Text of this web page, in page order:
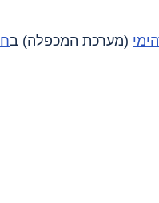
(מערכת המכפלה) ב